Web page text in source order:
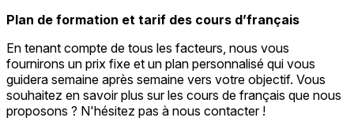
Plan de formation et tarif des cours d’français
En tenant compte de tous les facteurs, nous vous
fournirons un prix fixe et un plan personnalisé qui vous
guidera semaine après semaine vers votre objectif. Vous
souhaitez en savoir plus sur les cours de français que nous
proposons ? N'hésitez pas à nous contacter !